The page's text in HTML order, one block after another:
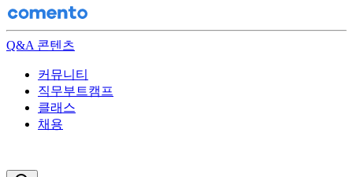
Q&A 콘텐츠
커뮤니티
직무부트캠프
클래스
채용